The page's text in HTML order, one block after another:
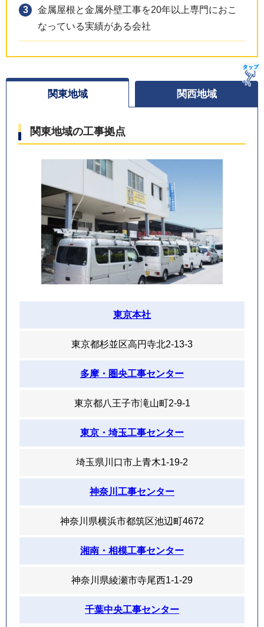
金属屋根と金属外壁工事を20年以上専門におこ
なっている実績がある会社
関東地域 関西地域
関東地域の工事拠点
東京本社
東京都杉並区高円寺北2-13-3
多摩・圏央工事センター
東京都八王子市滝山町2-9-1
東京・埼玉工事センター
埼玉県川口市上青木1-19-2
神奈川工事センター
神奈川県横浜市都筑区池辺町4672
湘南・相模工事センター
神奈川県綾瀬市寺尾西1-1-29
千葉中央工事センター